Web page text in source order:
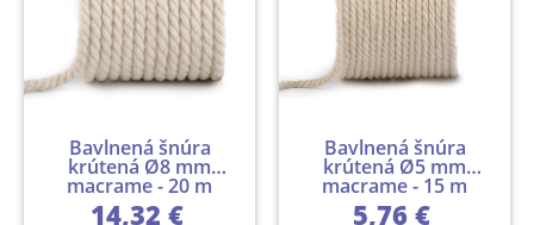
Bavlnená šnúra
krútená Ø8 mm
macrame - 20 m
14,32 €
Bavlnená šnúra
krútená Ø5 mm
macrame - 15 m
5,76 €